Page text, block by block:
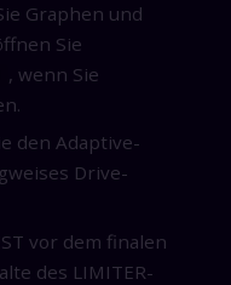
Graphen und
Sie
, wenn Sie
den Adaptive-
Drive-
vor dem finalen
des LIMITER-